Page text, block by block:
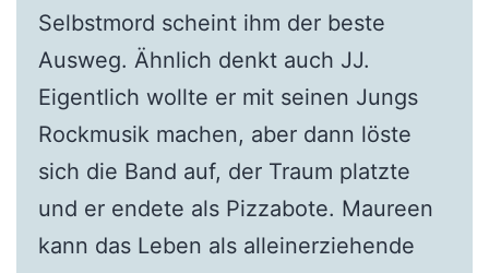
Selbstmord scheint ihm der beste
Ausweg. Ähnlich denkt auch JJ.
Eigentlich wollte er mit seinen Jungs
Rockmusik machen, aber dann löste
sich die Band auf, der Traum platzte
und er endete als Pizzabote. Maureen
kann das Leben als alleinerziehende